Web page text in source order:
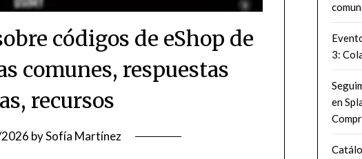
códigos de eShop de
comunes, respuestas
recursos
bySofía Martínez
3:
en